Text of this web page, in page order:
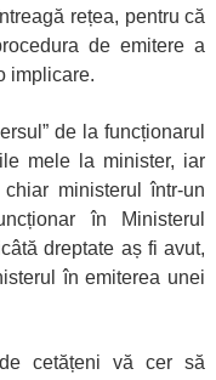
rețea, pentru că
de emitere a
implicare.
de la funcționarul
mele la minister, iar
ministerul într-un
în Ministerul
dreptate aș fi avut,
în emiterea unei
cetățeni vă cer să